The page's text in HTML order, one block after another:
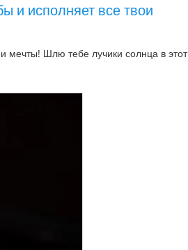
и исполняет все твои
мечты! Шлю тебе лучики солнца в этот